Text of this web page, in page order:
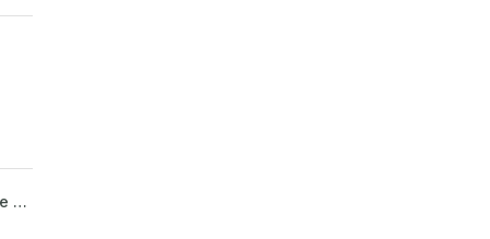
Čerpadlo samonasávacie WZI 750 na vodu, povrchové, liatinové